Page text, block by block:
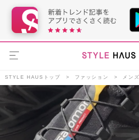
STYLE HAUSトップ ファッション メンズ